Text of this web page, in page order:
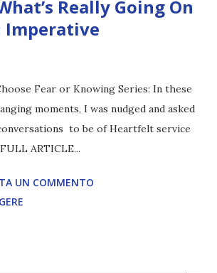
Really Going On
Imperative
Fear or Knowing Series: In these
moments, I was nudged and asked
to be of Heartfelt service
ARTICLE...
UN COMMENTO